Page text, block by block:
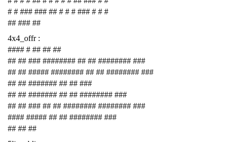
# # ### ### ## # # # ### # # #
## ### ##
4x4_offr :
#### # ## ## ##
## ## ### ######## ## ## ######## ###
## ## ##### ######## ## ## ######## ###
## ## ####### ## ## ###
## ## ####### ## ## ######## ###
## ## ### ## ## ######## ######## ###
#### ##### ## ## ######## ###
## ## ##